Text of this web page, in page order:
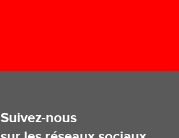
Suivez-nous